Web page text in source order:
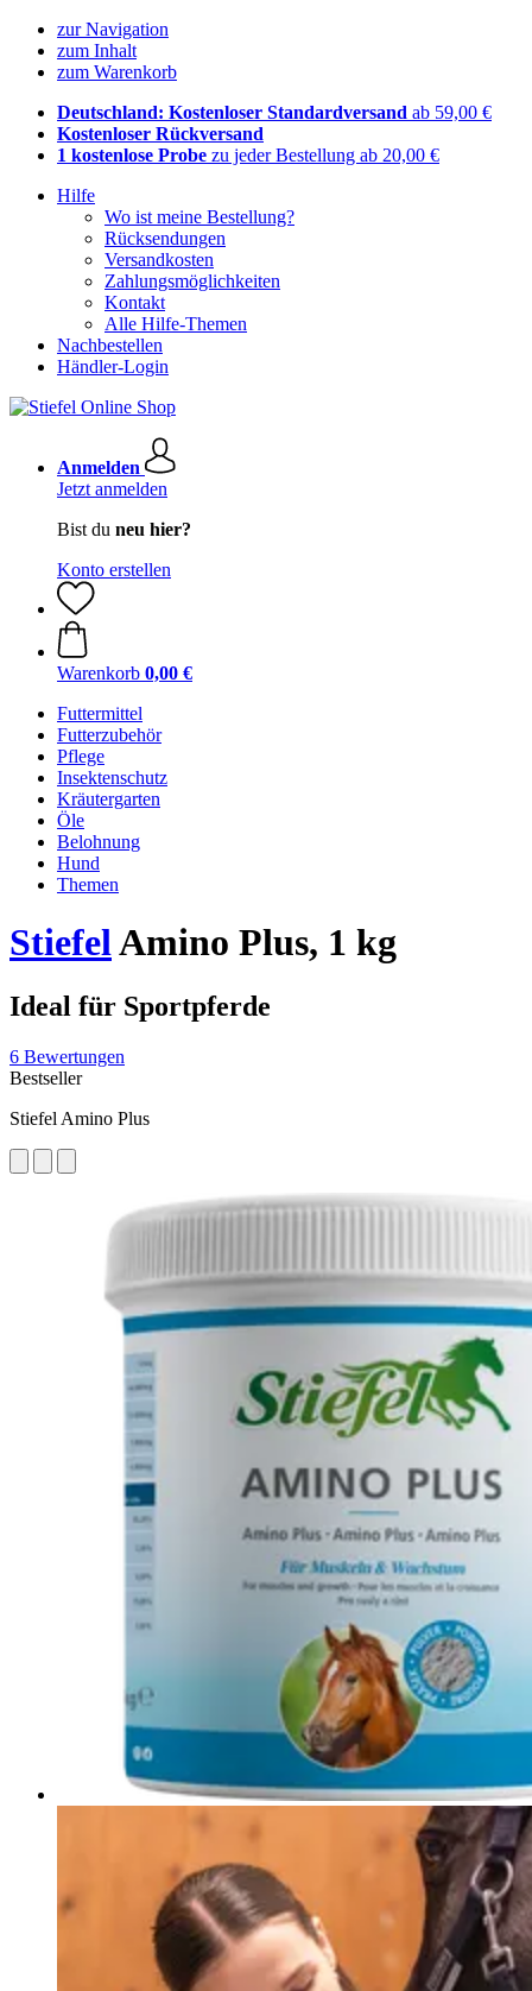
zur Navigation
zum Inhalt
zum Warenkorb
Deutschland: Kostenloser Standardversand ab 59,00 €
Kostenloser Rückversand
1 kostenlose Probe zu jeder Bestellung ab 20,00 €
Hilfe
Wo ist meine Bestellung?
Rücksendungen
Versandkosten
Zahlungsmöglichkeiten
Kontakt
Alle Hilfe-Themen
Nachbestellen
Händler-Login
Anmelden
Jetzt anmelden
Bist du neu hier?
Konto erstellen
Warenkorb 0,00 €
Futtermittel
Futterzubehör
Pflege
Insektenschutz
Kräutergarten
Öle
Belohnung
Hund
Themen
StiefelAmino Plus, 1 kg
Ideal für Sportpferde
6 Bewertungen
Bestseller
Stiefel Amino Plus